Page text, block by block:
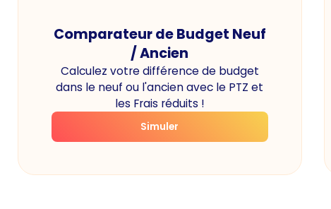
Comparateur de Budget Neuf
/ Ancien
Calculez votre différence de budget
dans le neuf ou l'ancien avec le PTZ et
les Frais réduits !
Simuler